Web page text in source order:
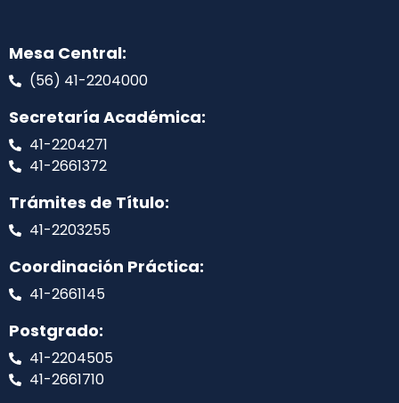
Mesa Central:
(56) 41-2204000
Secretaría Académica:
41-2204271
41-2661372
Trámites de Título:
41-2203255
Coordinación Práctica:
41-2661145
Postgrado:
41-2204505
41-2661710